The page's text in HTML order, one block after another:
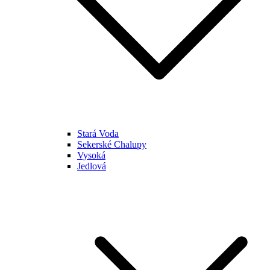
Stará Voda
Sekerské Chalupy
Vysoká
Jedlová